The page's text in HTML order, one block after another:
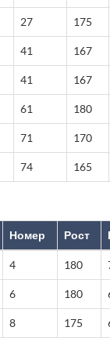
27 175
41 167
41 167
61 180
71 170
74 165
Номер Рост
4 180
6 180
8 175